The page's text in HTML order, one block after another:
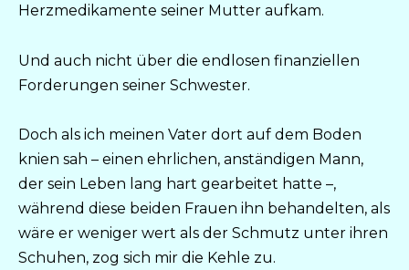
Herzmedikamente seiner Mutter aufkam.
Und auch nicht über die endlosen finanziellen
Forderungen seiner Schwester.
Doch als ich meinen Vater dort auf dem Boden
knien sah – einen ehrlichen, anständigen Mann,
der sein Leben lang hart gearbeitet hatte –,
während diese beiden Frauen ihn behandelten, als
wäre er weniger wert als der Schmutz unter ihren
Schuhen, zog sich mir die Kehle zu.